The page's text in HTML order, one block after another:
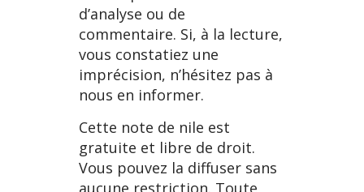
d’analyse ou de
commentaire. Si, à la lecture,
vous constatiez une
imprécision, n’hésitez pas à
nous en informer.
Cette note de nile est
gratuite et libre de droit.
Vous pouvez la diffuser sans